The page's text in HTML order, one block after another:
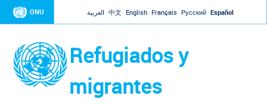
Jump to navigation
ONU العربية 中文 English Français Русский Español
Refugiados y
migrantes